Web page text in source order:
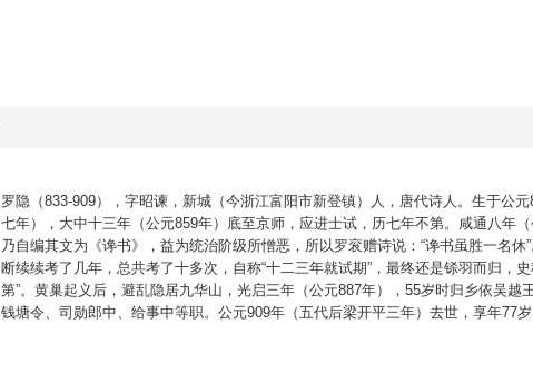
罗隐（833-909），字昭谏，新城（今浙江富阳市新登镇）人，唐代诗人。生于公元
七年），大中十三年（公元859年）底至京师，应进士试，历七年不第。咸通八年（
乃自编其文为《谗书》，益为统治阶级所憎恶，所以罗衮赠诗说：“谗书虽胜一名休
断续续考了几年，总共考了十多次，自称“十二三年就试期”，最终还是铩羽而归，史
第”。黄巢起义后，避乱隐居九华山，光启三年（公元887年），55岁时归乡依吴越
钱塘令、司勋郎中、给事中等职。公元909年（五代后梁开平三年）去世，享年77岁